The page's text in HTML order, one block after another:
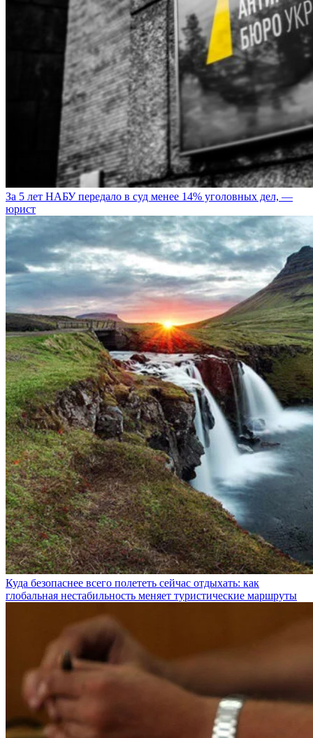
За 5 лет НАБУ передало в суд менее 14% уголовных дел, —
юрист
Куда безопаснее всего полететь сейчас отдыхать: как
глобальная нестабильность меняет туристические маршруты